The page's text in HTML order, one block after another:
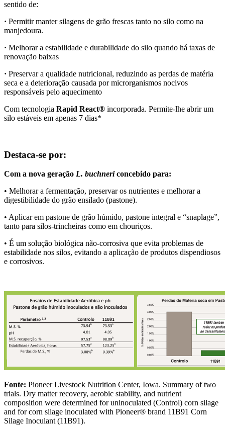
sentido de:
· Permitir manter silagens de grão frescas tanto no silo como na
manjedoura.
· Melhorar a estabilidade e durabilidade do silo quando há taxas de
renovação baixas
· Preservar a qualidade nutricional, reduzindo as perdas de matéria
seca e a deterioração causada por microrganismos nocivos
responsáveis pelo aquecimento
Com tecnologia Rapid React® incorporada. Permite-lhe abrir um
silo estáveis em apenas 7 dias*
Destaca-se por:
Com a nova geração L. buchnericoncebido para:
• Melhorar a fermentação, preservar os nutrientes e melhorar a
digestibilidade do grão ensilado (pastone).
• Aplicar em pastone de grão húmido, pastone integral e “snaplage”,
tanto para silos-trincheiras como em chouriços.
• É um solução biológica não-corrosiva que evita problemas de
estabilidade nos silos, evitando a aplicação de produtos dispendiosos
e corrosivos.
Fonte: Pioneer Livestock Nutrition Center, Iowa. Summary of two
trials. Dry matter recovery, aerobic stability, and nutrient
composition were determined for uninoculated (Control) corn silage
and for corn silage inoculated with Pioneer® brand 11B91 Corn
Silage Inoculant (11B91).